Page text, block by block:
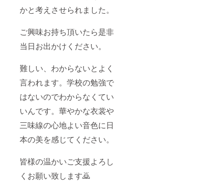
かと考えさせられました。
ご興味お持ち頂いたら是非
当日お出かけください。
難しい、わからないとよく
言われます。学校の勉強で
はないのでわからなくてい
いんです。華やかな衣裳や
三味線の心地よい音色に日
本の美を感じてください。
皆様の温かいご支援よろし
くお願い致します🙇